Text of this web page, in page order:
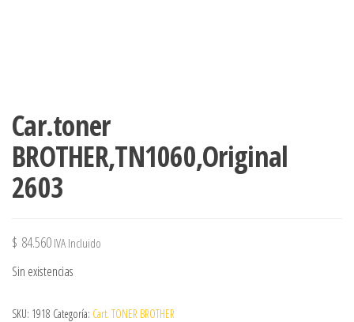
Car.toner
BROTHER,TN1060,Original
2603
$ 84.560 IVA Incluido
Sin existencias
SKU: 1918 Categoría: Cart. TONER BROTHER